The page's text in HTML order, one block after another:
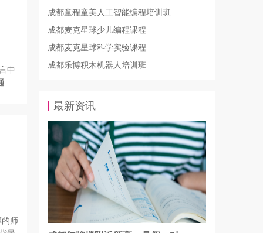
中
的师
成都童程童美人工智能编程培训班
成都麦克星球少儿编程课程
成都麦克星球科学实验课程
成都乐博积木机器人培训班
最新资讯